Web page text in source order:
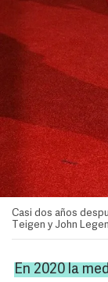
Casi dos años
Teigen y John
En 2020 la